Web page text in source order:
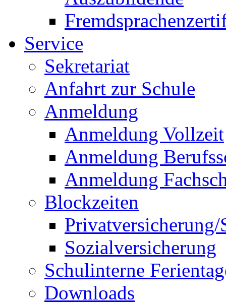
Service
Sekretariat
Anfahrt zur Schule
Anmeldung
Anmeldung Vollzeit
Anmeldung
Anmeldung
Blockzeiten
Sozialversicherung
Schulinterne
Downloads